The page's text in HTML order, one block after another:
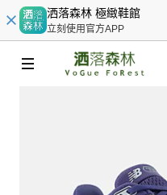
洒落森林 極緻鞋館
立刻使用官方APP